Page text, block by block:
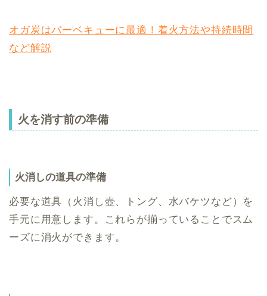
オガ炭はバーベキューに最適！着火方法や持続時間
など解説
火を消す前の準備
火消しの道具の準備
必要な道具（火消し壺、トング、水バケツなど）を
手元に用意します。これらが揃っていることでスム
ーズに消火ができます。